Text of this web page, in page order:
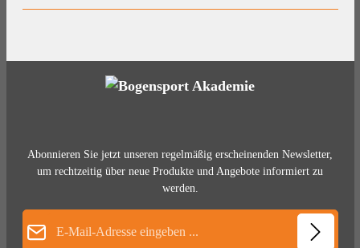
Abonnieren Sie jetzt unseren regelmäßig erscheinenden Newsletter,
um rechtzeitig über neue Produkte und Angebote informiert zu
werden.